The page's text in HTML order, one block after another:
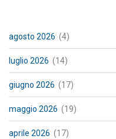
agosto 2026 (4)
luglio 2026 (14)
giugno 2026 (17)
maggio 2026 (19)
aprile 2026 (17)